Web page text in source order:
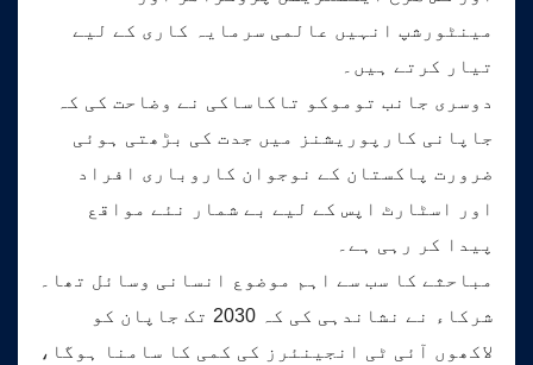
مینٹورشپ انہیں عالمی سرمایہ کاری کے لیے
تیار کرتے ہیں۔
دوسری جانب توموکو تاکاساکی نے وضاحت کی کہ
جاپانی کارپوریشنز میں جدت کی بڑھتی ہوئی
ضرورت پاکستان کے نوجوان کاروباری افراد
اور اسٹارٹ اپس کے لیے بے شمار نئے مواقع
پیدا کر رہی ہے۔
مباحثے کا سب سے اہم موضوع انسانی وسائل تھا۔
شرکاء نے نشاندہی کی کہ 2030 تک جاپان کو
لاکھوں آئی ٹی انجینئرز کی کمی کا سامنا ہوگا،